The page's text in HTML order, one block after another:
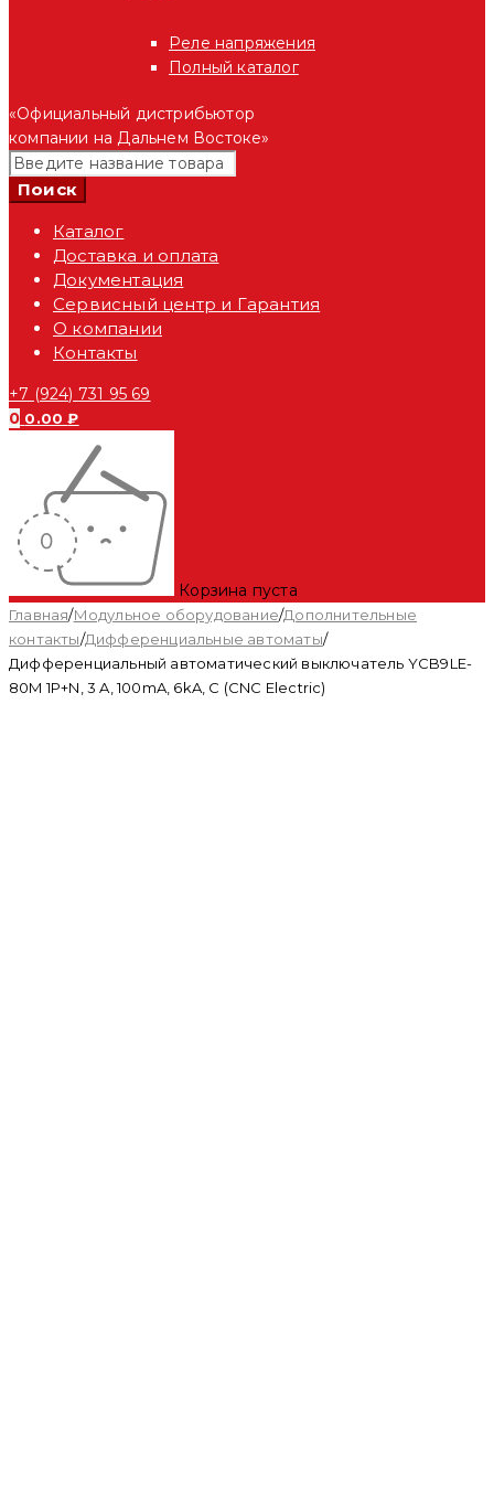
Реле напряжения
Полный каталог
«Официальный дистрибьютор
компании на Дальнем Востоке»
Каталог
Доставка и оплата
Документация
Сервисный центр и Гарантия
О компании
Контакты
+7 (924) 731 95 69
0 0.00₽
Корзина пуста
Главная/Модульное оборудование/Дополнительные
контакты/Дифференциальные автоматы/
Дифференциальный автоматический выключатель YCB9LE-
80M 1P+N, 3 A, 100mA, 6kA, C (CNC Electric)